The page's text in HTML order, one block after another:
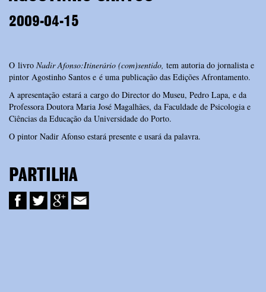
2009-04-15
O livro Nadir Afonso:Itinerário (com)sentido, tem autoria do jornalista e
pintor Agostinho Santos e é uma publicação das Edições Afrontamento.
A apresentação estará a cargo do Director do Museu, Pedro Lapa, e da
Professora Doutora Maria José Magalhães, da Faculdade de Psicologia e
Ciências da Educação da Universidade do Porto.
O pintor Nadir Afonso estará presente e usará da palavra.
PARTILHA